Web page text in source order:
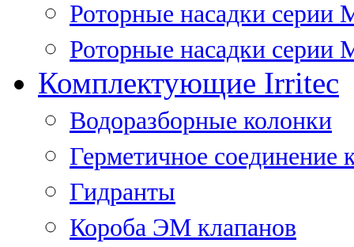
Роторные насадки серии
Роторные насадки серии
Комплектующие Irritec
Водоразборные колонки
Герметичное соединение
Гидранты
Короба ЭМ клапанов